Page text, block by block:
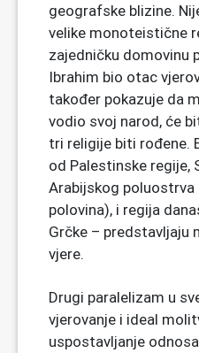
geografske blizine.
velike monoteistične
zajedničku domovinu
Ibrahim bio otac
također pokazuje da
vodio svoj narod, će
tri religije biti rođene.
od Palestinske regije,
Arabijskog poluostrva
polovina), i regija
Grčke – predstavljaju
vjere.
Drugi paralelizam u
vjerovanje i ideal
uspostavljanje